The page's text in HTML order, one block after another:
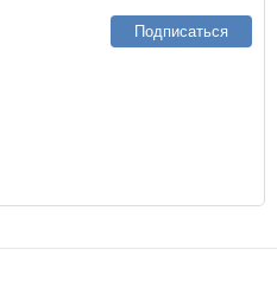
Подписаться